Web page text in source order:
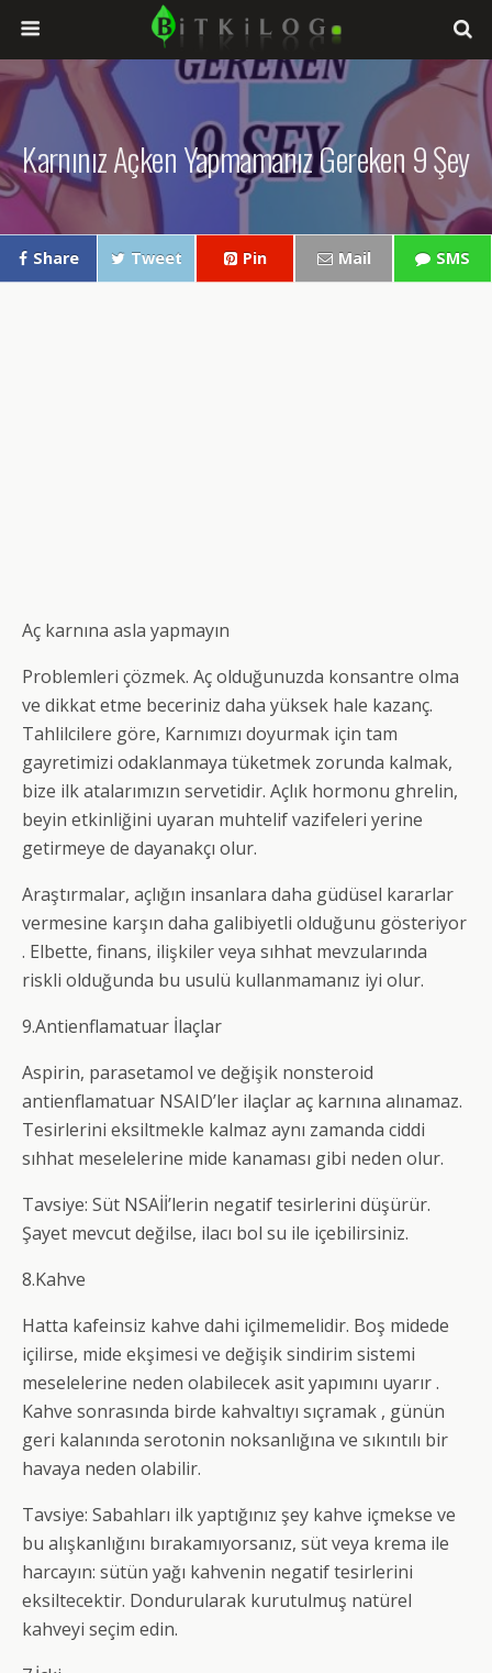
Karnınız Açken Yapmamanız Gereken 9 Şey
Share Tweet Pin Mail SMS
Aç karnına asla yapmayın
Problemleri çözmek. Aç olduğunuzda konsantre olma
ve dikkat etme beceriniz daha yüksek hale kazanç.
Tahlilcilere göre, Karnımızı doyurmak için tam
gayretimizi odaklanmaya tüketmek zorunda kalmak,
bize ilk atalarımızın servetidir. Açlık hormonu ghrelin,
beyin etkinliğini uyaran muhtelif vazifeleri yerine
getirmeye de dayanakçı olur.
Araştırmalar, açlığın insanlara daha güdüsel kararlar
vermesine karşın daha galibiyetli olduğunu gösteriyor
. Elbette, finans, ilişkiler veya sıhhat mevzularında
riskli olduğunda bu usulü kullanmamanız iyi olur.
9.Antienflamatuar İlaçlar
Aspirin, parasetamol ve değişik nonsteroid
antienflamatuar NSAID’ler ilaçlar aç karnına alınamaz.
Tesirlerini eksiltmekle kalmaz aynı zamanda ciddi
sıhhat meselelerine mide kanaması gibi neden olur.
Tavsiye: Süt NSAİİ’lerin negatif tesirlerini düşürür.
Şayet mevcut değilse, ilacı bol su ile içebilirsiniz.
8.Kahve
Hatta kafeinsiz kahve dahi içilmemelidir. Boş midede
içilirse, mide ekşimesi ve değişik sindirim sistemi
meselelerine neden olabilecek asit yapımını uyarır .
Kahve sonrasında birde kahvaltıyı sıçramak , günün
geri kalanında serotonin noksanlığına ve sıkıntılı bir
havaya neden olabilir.
Tavsiye: Sabahları ilk yaptığınız şey kahve içmekse ve
bu alışkanlığını bırakamıyorsanız, süt veya krema ​​ile
harcayın: sütün yağı kahvenin negatif tesirlerini
eksiltecektir. Dondurularak kurutulmuş natürel
kahveyi seçim edin.